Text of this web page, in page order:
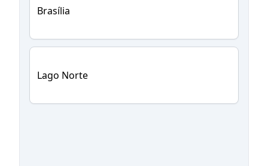
Brasília
Lago Norte